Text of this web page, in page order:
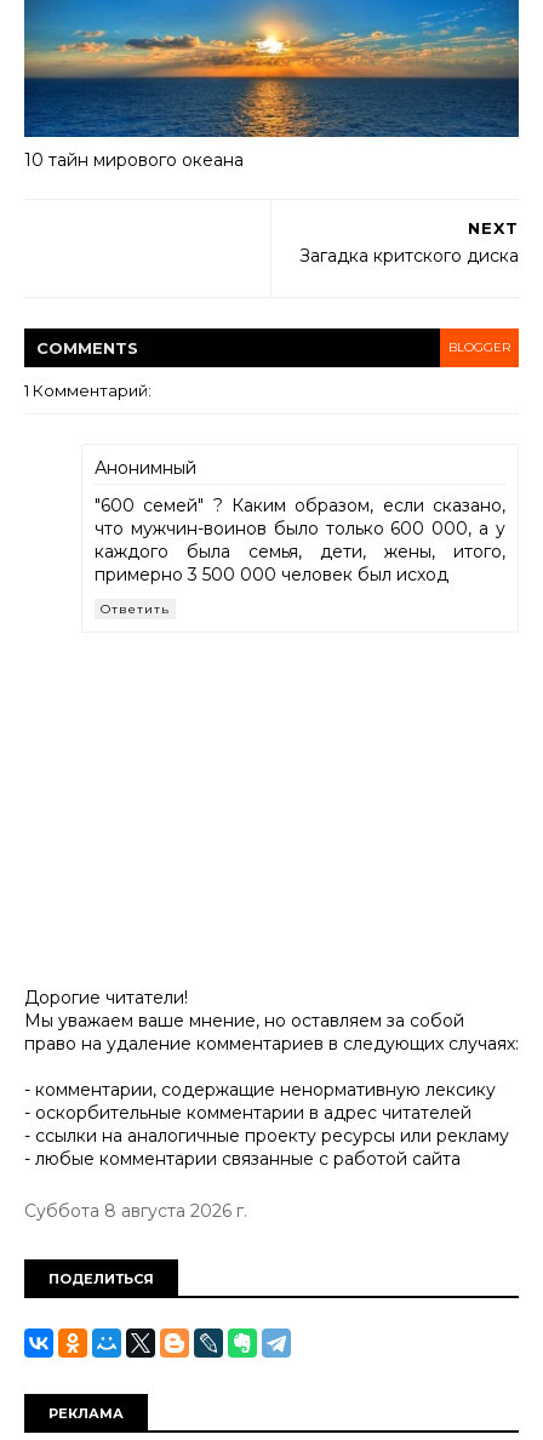
10 тайн мирового океана
NEXT
Загадка критского диска
COMMENTS BLOGGER
1 Комментарий:
Анонимный
"600 семей" ? Каким образом, если сказано,
что мужчин-воинов было только 600 000, а у
каждого была семья, дети, жены, итого,
примерно 3 500 000 человек был исход
Ответить
Дорогие читатели!
Мы уважаем ваше мнение, но оставляем за собой
право на удаление комментариев в следующих случаях:
- комментарии, содержащие ненормативную лексику
- оскорбительные комментарии в адрес читателей
- ссылки на аналогичные проекту ресурсы или рекламу
- любые комментарии связанные с работой сайта
Суббота 8 августа 2026 г.
ПОДЕЛИТЬСЯ
РЕКЛАМА